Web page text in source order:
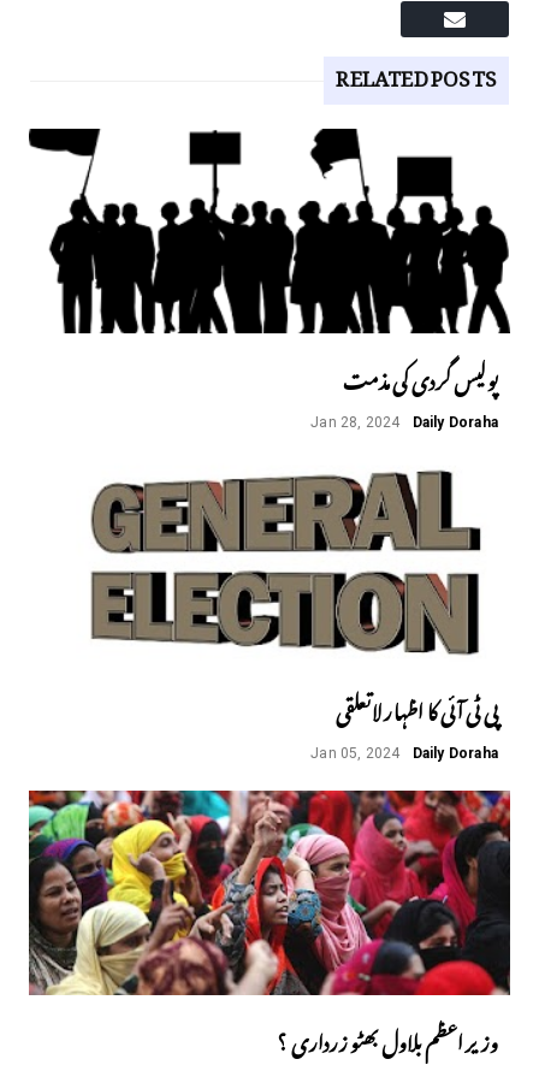
RELATED POSTS
پولیس گردی کی مذمت
Daily Doraha
Jan 28, 2024
پی ٹی آئی کا اظہار لاتعلقی
Daily Doraha
Jan 05, 2024
وزیر اعظم بلاول بھٹو زرداری ؟